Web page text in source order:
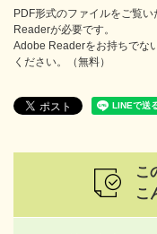
PDF形式のファイルをご覧
Readerが必要です。
Adobe Readerをお持ちでな
ください。（無料）
こ
こ